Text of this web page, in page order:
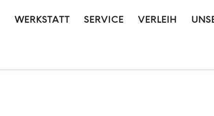
WERKSTATT SERVICE VERLEIH